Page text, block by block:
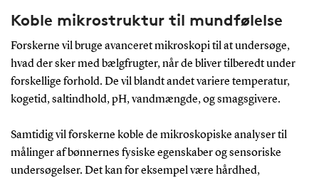
Koble mikrostruktur til mundfølelse
Forskerne vil bruge avanceret mikroskopi til at undersøge,
hvad der sker med bælgfrugter, når de bliver tilberedt under
forskellige forhold. De vil blandt andet variere temperatur,
kogetid, saltindhold, pH, vandmængde, og smagsgivere.
Samtidig vil forskerne koble de mikroskopiske analyser til
målinger af bønnernes fysiske egenskaber og sensoriske
undersøgelser. Det kan for eksempel være hårdhed,